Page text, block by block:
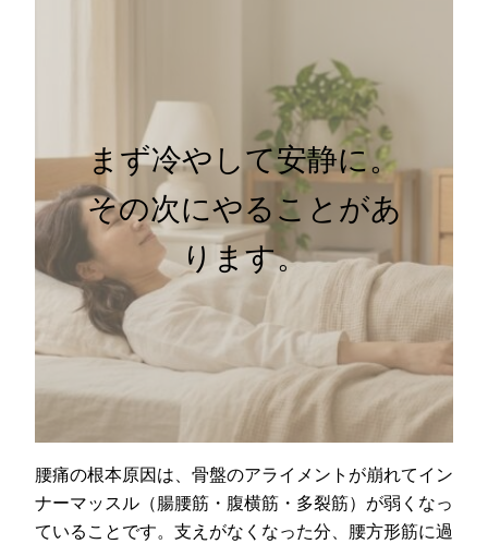
まず冷やして安静に。
その次にやることがあ
ります。
腰痛の根本原因は、骨盤のアライメントが崩れてイン
ナーマッスル（腸腰筋・腹横筋・多裂筋）が弱くなっ
ていることです。支えがなくなった分、腰方形筋に過